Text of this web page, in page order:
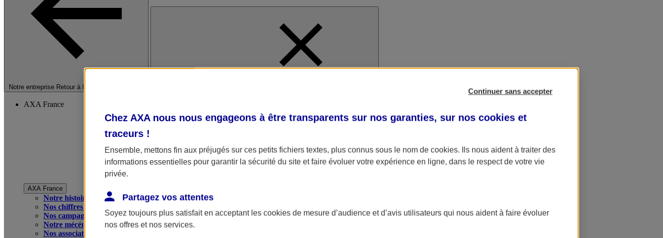
Notre entreprise Retour à la section précédente
AXA France
AXA France
Notre histoire
Nos chiffres clés
Nos campagnes publicitaires
Notre mécénat
Nos associations
Continuer sans accepter
Chez AXA nous nous engageons à être transparents sur nos garanties, sur nos cookies et
traceurs !
Ensemble, mettons fin aux préjugés sur ces petits fichiers textes, plus connus sous le nom de cookies. Ils nous aident à traiter des
informations essentielles pour garantir la sécurité du site et faire évoluer votre expérience en ligne, dans le respect de votre vie
privée.
Partagez vos attentes
Soyez toujours plus satisfait en acceptant les cookies de mesure d’audience et d’avis utilisateurs qui nous aident à faire évoluer
nos offres et nos services.